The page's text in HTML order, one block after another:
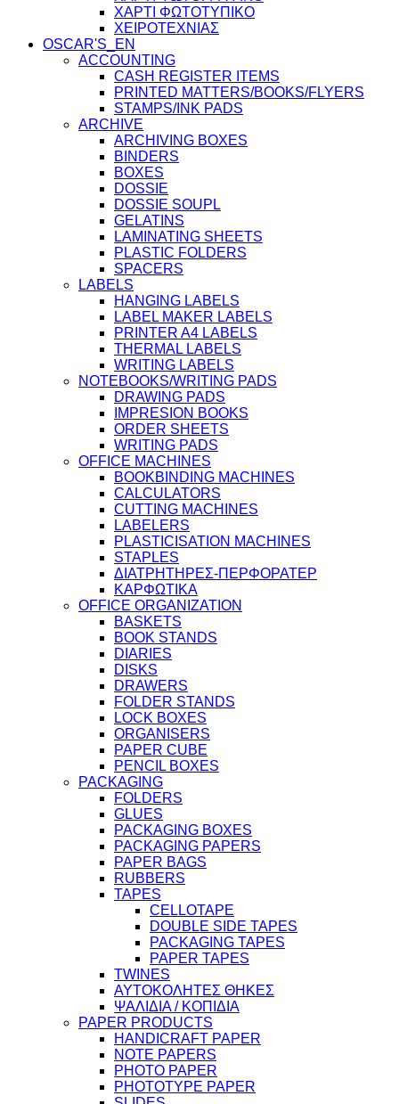
ΧΑΡΤΙ ΦΩΤΟΤΥΠΙΚΟ
ΧΕΙΡΟΤΕΧΝΙΑΣ
OSCAR'S_EN
ACCOUNTING
CASH REGISTER ITEMS
PRINTED MATTERS/BOOKS/FLYERS
STAMPS/INK PADS
ARCHIVE
ARCHIVING BOXES
BINDERS
BOXES
DOSSIE
DOSSIE SOUPL
GELATINS
LAMINATING SHEETS
PLASTIC FOLDERS
SPACERS
LABELS
HANGING LABELS
LABEL MAKER LABELS
PRINTER A4 LABELS
THERMAL LABELS
WRITING LABELS
NOTEBOOKS/WRITING PADS
DRAWING PADS
IMPRESION BOOKS
ORDER SHEETS
WRITING PADS
OFFICE MACHINES
BOOKBINDING MACHINES
CALCULATORS
CUTTING MACHINES
LABELERS
PLASTICISATION MACHINES
STAPLES
ΔΙΑΤΡΗΤΗΡΕΣ-ΠΕΡΦΟΡΑΤΕΡ
ΚΑΡΦΩΤΙΚΑ
OFFICE ORGANIZATION
BASKETS
BOOK STANDS
DIARIES
DISKS
DRAWERS
FOLDER STANDS
LOCK BOXES
ORGANISERS
PAPER CUBE
PENCIL BOXES
PACKAGING
FOLDERS
GLUES
PACKAGING BOXES
PACKAGING PAPERS
PAPER BAGS
RUBBERS
TAPES
CELLOTAPE
DOUBLE SIDE TAPES
PACKAGING TAPES
PAPER TAPES
TWINES
ΑΥΤΟΚΟΛΗΤΕΣ ΘΗΚΕΣ
ΨΑΛΙΔΙΑ / ΚΟΠΙΔΙΑ
PAPER PRODUCTS
HANDICRAFT PAPER
NOTE PAPERS
PHOTO PAPER
PHOTOTYPE PAPER